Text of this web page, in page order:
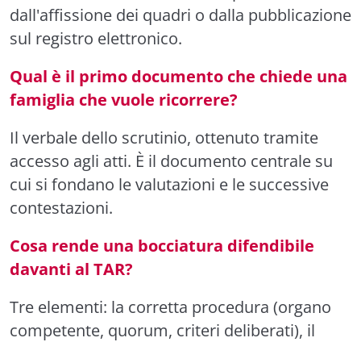
dall'affissione dei quadri o dalla pubblicazione
sul registro elettronico.
Qual è il primo documento che chiede una
famiglia che vuole ricorrere?
Il verbale dello scrutinio, ottenuto tramite
accesso agli atti. È il documento centrale su
cui si fondano le valutazioni e le successive
contestazioni.
Cosa rende una bocciatura difendibile
davanti al TAR?
Tre elementi: la corretta procedura (organo
competente, quorum, criteri deliberati), il